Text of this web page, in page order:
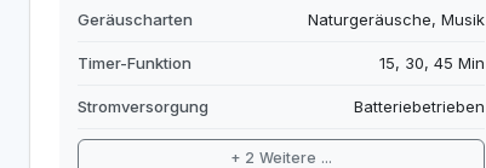
Geräuscharten Naturgeräusche, Musik
Timer-Funktion 15, 30, 45 Min
Stromversorgung Batteriebetrieben
+ 2 Weitere ...